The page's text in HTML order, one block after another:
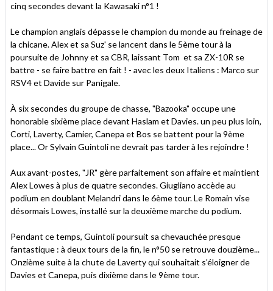
cinq secondes devant la Kawasaki n°1 !
Le champion anglais dépasse le champion du monde au freinage de
la chicane. Alex et sa Suz' se lancent dans le 5ème tour à la
poursuite de Johnny et sa CBR, laissant Tom et sa ZX-10R se
battre - se faire battre en fait ! - avec les deux Italiens : Marco sur
RSV4 et Davide sur Panigale.
À six secondes du groupe de chasse, "Bazooka" occupe une
honorable sixième place devant Haslam et Davies. un peu plus loin,
Corti, Laverty, Camier, Canepa et Bos se battent pour la 9ème
place... Or Sylvain Guintoli ne devrait pas tarder à les rejoindre !
Aux avant-postes, "JR" gère parfaitement son affaire et maintient
Alex Lowes à plus de quatre secondes. Giugliano accède au
podium en doublant Melandri dans le 6ème tour. Le Romain vise
désormais Lowes, installé sur la deuxième marche du podium.
Pendant ce temps, Guintoli poursuit sa chevauchée presque
fantastique : à deux tours de la fin, le n°50 se retrouve douzième...
Onzième suite à la chute de Laverty qui souhaitait s'éloigner de
Davies et Canepa, puis dixième dans le 9ème tour.